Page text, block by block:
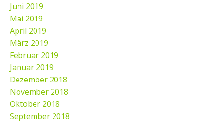
Juni 2019
Mai 2019
April 2019
März 2019
Februar 2019
Januar 2019
Dezember 2018
November 2018
Oktober 2018
September 2018